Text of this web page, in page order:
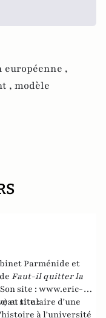
européenne ,
, modèle
Parménide et
Faut-il quitter la
site : www.eric-
site :
et titulaire d'une
à l'université